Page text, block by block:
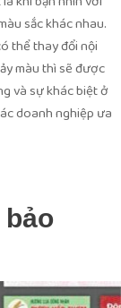
sắc khác nhau.
thể thay đổi nội
màu thì sẽ được
và sự khác biệt ở
doanh nghiệp ưa
bảo